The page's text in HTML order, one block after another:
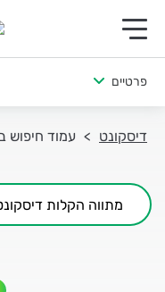
ראשי לנייד
עמוד חיפוש באתר